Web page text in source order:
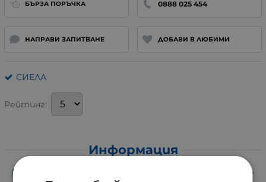
БЪРЗА ПОРЪЧКА 0888 025 454
НАПРАВИ ЗАПИТВАНЕ ДОБАВИ В ЛЮБИМИ
СИЕЛА
Рейтинг:
Информация
НАДЕЖДА ЗА ХРИЗОЛИТ - КЕЙТ ГОЛДЪН -